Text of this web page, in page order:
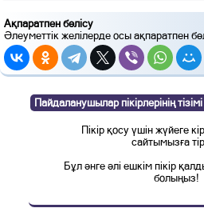
Ақпаратпен бөлісу
Әлеуметтік желілерде осы ақпаратпен
Пайдаланушылар пікірлерінің тізімі
Пікір қосу үшін жүйеге
сайтымызға
Бұл әнге әлі ешкім пікір
болыңыз!